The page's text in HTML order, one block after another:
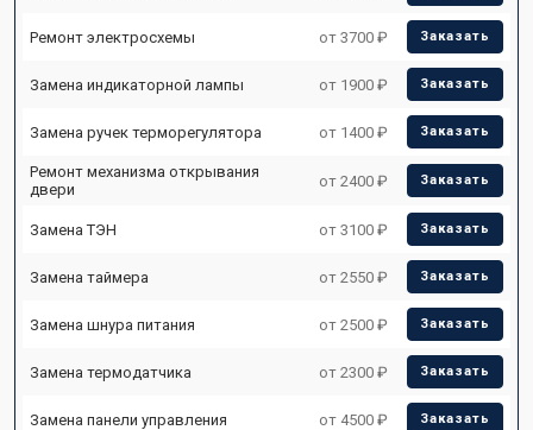
Ремонт электросхемы от 3700 ₽ Заказать
Замена индикаторной лампы от 1900 ₽ Заказать
Замена ручек терморегулятора от 1400 ₽ Заказать
Ремонт механизма открывания
двери
от 2400 ₽ Заказать
Замена ТЭН от 3100 ₽ Заказать
Замена таймера от 2550 ₽ Заказать
Замена шнура питания от 2500 ₽ Заказать
Замена термодатчика от 2300 ₽ Заказать
Замена панели управления от 4500 ₽ Заказать